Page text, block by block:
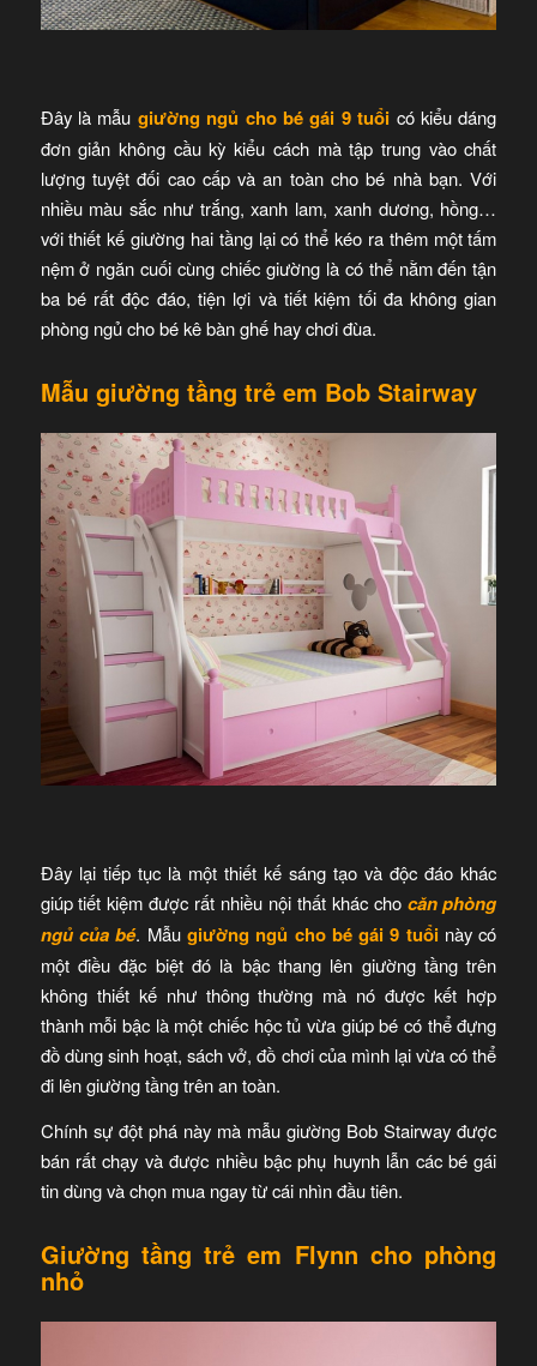
Đây là mẫu giường ngủ cho bé gái 9 tuổi có kiểu dáng
đơn giản không cầu kỳ kiểu cách mà tập trung vào chất
lượng tuyệt đối cao cấp và an toàn cho bé nhà bạn. Với
nhiều màu sắc như trắng, xanh lam, xanh dương, hồng…
với thiết kế giường hai tầng lại có thể kéo ra thêm một tấm
nệm ở ngăn cuối cùng chiếc giường là có thể nằm đến tận
ba bé rất độc đáo, tiện lợi và tiết kiệm tối đa không gian
phòng ngủ cho bé kê bàn ghế hay chơi đùa.
Mẫu giường tầng trẻ em Bob Stairway
Đây lại tiếp tục là một thiết kế sáng tạo và độc đáo khác
giúp tiết kiệm được rất nhiều nội thất khác cho căn phòng
ngủ của bé. Mẫu giường ngủ cho bé gái 9 tuổi này có
một điều đặc biệt đó là bậc thang lên giường tầng trên
không thiết kế như thông thường mà nó được kết hợp
thành mỗi bậc là một chiếc hộc tủ vừa giúp bé có thể đựng
đồ dùng sinh hoạt, sách vở, đồ chơi của mình lại vừa có thể
đi lên giường tầng trên an toàn.
Chính sự đột phá này mà mẫu giường Bob Stairway được
bán rất chạy và được nhiều bậc phụ huynh lẫn các bé gái
tin dùng và chọn mua ngay từ cái nhìn đầu tiên.
Giường tầng trẻ em Flynn cho phòng
nhỏ